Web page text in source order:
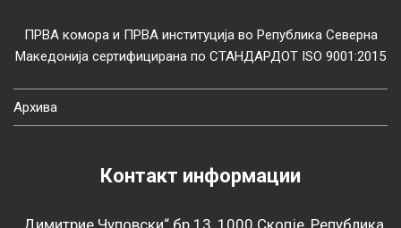
ПРВА комора и ПРВА институција во Република Северна
Македонија сертифицирана по СТАНДАРДОТ ISO 9001:2015
Архива
Контакт информации